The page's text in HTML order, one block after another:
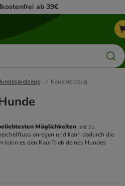
ab 39€
Kauspielzeug
Möglichkeiten, sie zu
kann es den Kau-Trieb deines Hundes